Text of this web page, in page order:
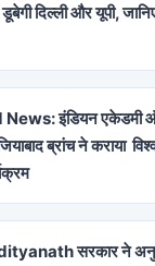
दिल्ली और यूपी,
इंडियन एकेडमी
ब्रांच ने कराया
सरकार ने